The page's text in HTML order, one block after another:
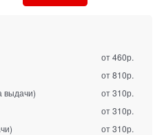
от 460р.
от 810р.
выдачи)
от 310р.
от 310р.
от 310р.